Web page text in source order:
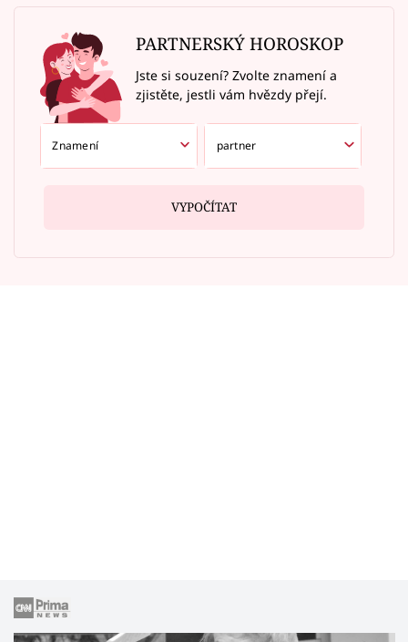
PARTNERSKÝ HOROSKOP
Jste si souzení? Zvolte znamení a
zjistěte, jestli vám hvězdy přejí.
VYPOČÍTAT